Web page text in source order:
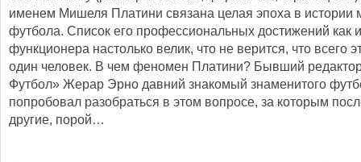
именем Мишеля Платини связана целая эпоха в истории
футбола. Список его профессиональных достижений как
функционера настолько велик, что не верится, что всего
один человек. В чем феномен Платини? Бывший
Футбол» Жерар Эрно давний знакомый знаменитого
попробовал разобраться в этом вопросе, за которым
другие, порой…